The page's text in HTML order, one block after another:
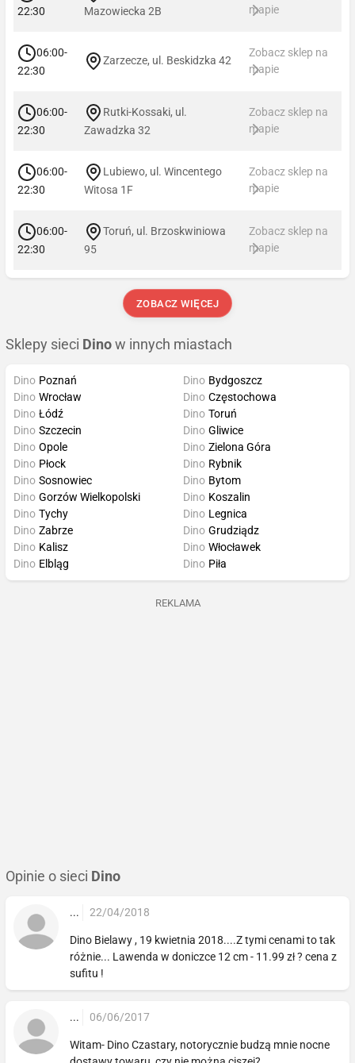
22:30
Mazowiecka 2B
mapie
06:00-
22:30
Zarzecze, ul. Beskidzka 42
Zobacz sklep na
mapie
06:00-
22:30
Rutki-Kossaki, ul.
Zawadzka 32
Zobacz sklep na
mapie
06:00-
22:30
Lubiewo, ul. Wincentego
Witosa 1F
Zobacz sklep na
mapie
06:00-
22:30
Toruń, ul. Brzoskwiniowa
95
Zobacz sklep na
mapie
ZOBACZ WIĘCEJ
Sklepy sieci Dino w innych miastach
Dino Poznań
Dino Wrocław
Dino Łódź
Dino Szczecin
Dino Bydgoszcz
Dino Częstochowa
Dino Toruń
Dino Gliwice
Dino Opole
Dino Płock
Dino Sosnowiec
Dino Gorzów Wielkopolski
Dino Zielona Góra
Dino Rybnik
Dino Bytom
Dino Koszalin
Dino Tychy
Dino Zabrze
Dino Kalisz
Dino Elbląg
Dino Legnica
Dino Grudziądz
Dino Włocławek
Dino Piła
REKLAMA
Opinie o sieci Dino
... 22/04/2018
Dino Bielawy , 19 kwietnia 2018....Z tymi cenami to tak
różnie... Lawenda w doniczce 12 cm - 11.99 zł ? cena z
sufitu !
... 06/06/2017
Witam- Dino Czastary, notorycznie budzą mnie nocne